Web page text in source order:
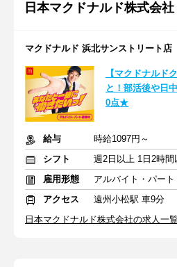
日本マクドナルド株式会社
マクドナルド 浜北サンストリート店
【マクドナルド
と！部活後や日
0点★
給与
時給1097円～
シフト
雇用形態
アルバイト・パート
アクセス
遠州小松駅 車9分
日本マクドナルド株式会社の求人一